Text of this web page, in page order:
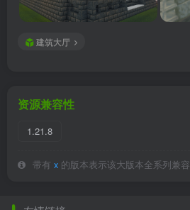
建筑大厅
资源兼容性
1.21.8
带有 x 的版本表示该大版本全系列兼容